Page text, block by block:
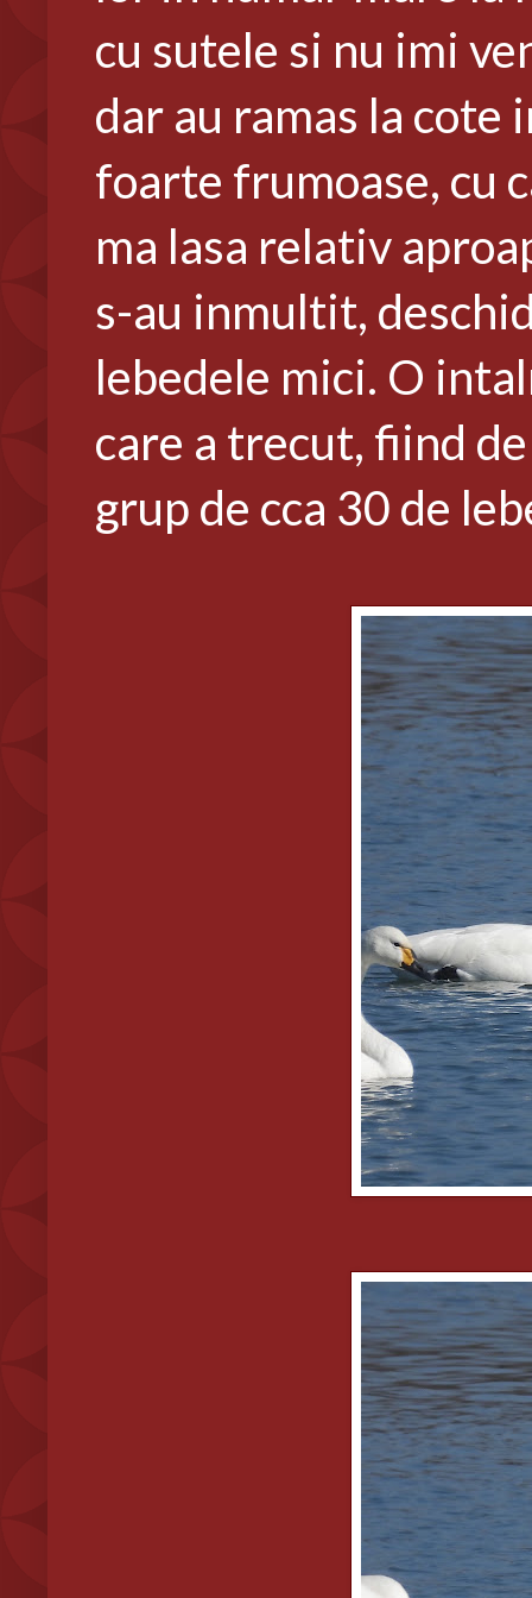
cu sutele si nu imi
dar au ramas la
foarte frumoase, cu
ma lasa relativ
s-au inmultit,
lebedele mici. O
care a trecut, fiind
grup de cca 30 de